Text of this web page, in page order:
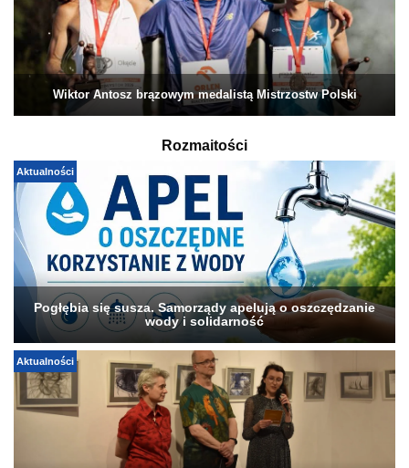
Wiktor Antosz brązowym medalistą Mistrzostw Polski
Rozmaitości
Aktualności
Pogłębia się susza. Samorządy apelują o oszczędzanie
wody i solidarność
Aktualności